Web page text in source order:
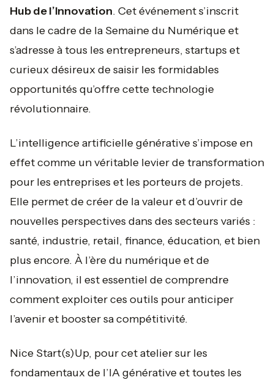
Hub de l’Innovation. Cet événement s’inscrit
dans le cadre de la Semaine du Numérique et
s’adresse à tous les entrepreneurs, startups et
curieux désireux de saisir les formidables
opportunités qu’offre cette technologie
révolutionnaire.
L’intelligence artificielle générative s’impose en
effet comme un véritable levier de transformation
pour les entreprises et les porteurs de projets.
Elle permet de créer de la valeur et d’ouvrir de
nouvelles perspectives dans des secteurs variés :
santé, industrie, retail, finance, éducation, et bien
plus encore. À l’ère du numérique et de
l’innovation, il est essentiel de comprendre
comment exploiter ces outils pour anticiper
l’avenir et booster sa compétitivité.
Nice Start(s)Up, pour cet atelier sur les
fondamentaux de l’IA générative et toutes les